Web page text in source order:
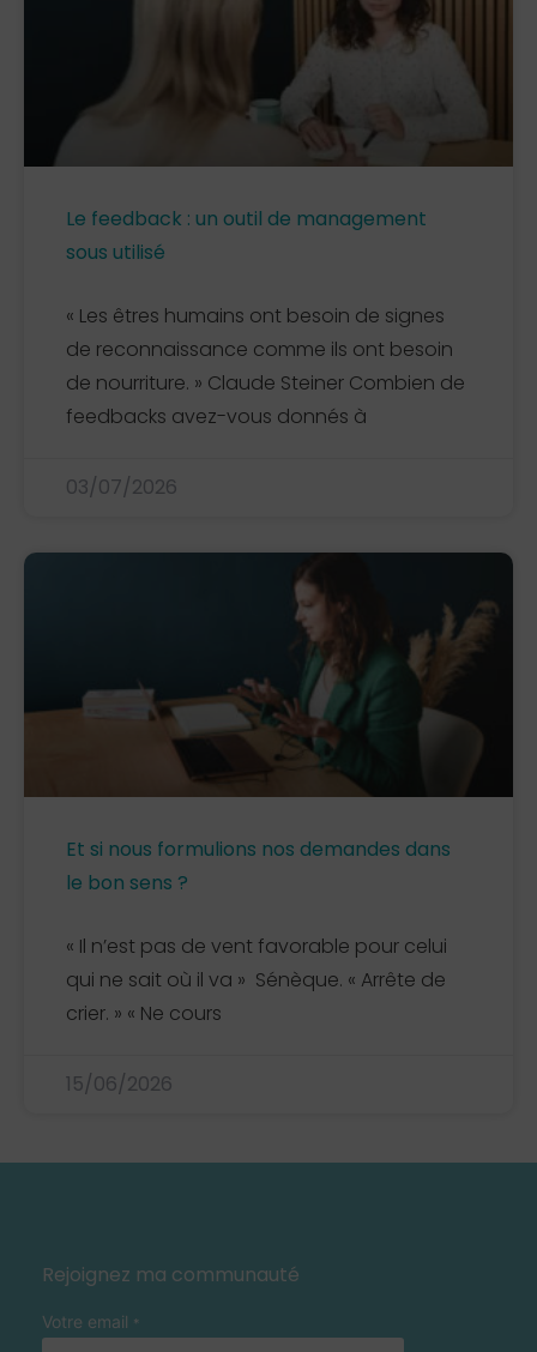
Le feedback : un outil de management
sous utilisé
« Les êtres humains ont besoin de signes
de reconnaissance comme ils ont besoin
de nourriture. » Claude Steiner Combien de
feedbacks avez-vous donnés à
03/07/2026
Et si nous formulions nos demandes dans
le bon sens ?
« Il n’est pas de vent favorable pour celui
qui ne sait où il va » Sénèque. « Arrête de
crier. » « Ne cours
15/06/2026
Rejoignez ma communauté
Votre email *